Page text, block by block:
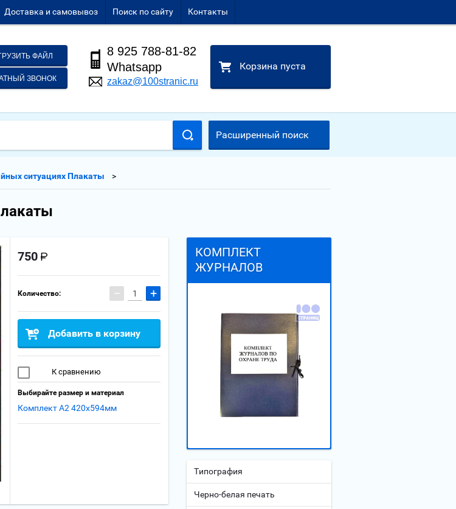
Доставка и самовывоз Поиск по сайту Контакты
ФАЙЛ
ЗВОНОК
8 925 788-81-82
Whatsapp
zakaz@100stranic.ru
Корзина пуста
Расширенный поиск
ситуациях Плакаты
750
Количество: − +
Добавить в корзину
К сравнению
Выбирайте размер и материал
Комплект А2 420x594мм
КОМПЛЕКТ
ЖУРНАЛОВ
Типография
Черно-белая печать